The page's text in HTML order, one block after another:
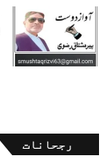
رجحانات